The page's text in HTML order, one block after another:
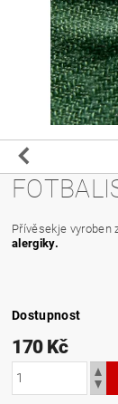
Přívěsekje vyroben
alergiky.
Dostupnost
170 Kč